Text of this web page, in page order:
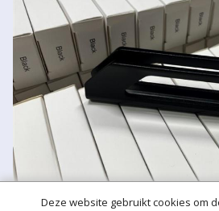
Deze website gebruikt cookies om